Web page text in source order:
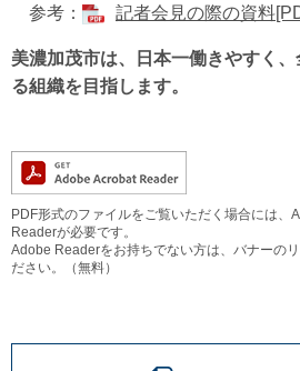
参考： 記者会見の際の資料
美濃加茂市は、日本一働きやすく
る組織を目指します。
PDF形式のファイルをご覧いただく場合には、
Readerが必要です。
Adobe Readerをお持ちでない方は、バナーの
ださい。（無料）